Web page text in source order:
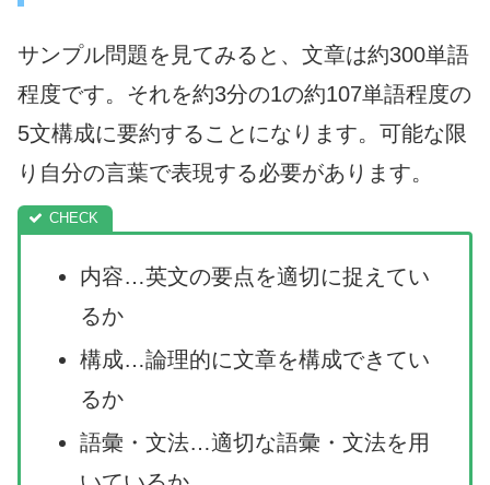
サンプル問題を見てみると、文章は約300単語
程度です。それを約3分の1の約107単語程度の
5文構成に要約することになります。可能な限
り自分の言葉で表現する必要があります。
内容…英文の要点を適切に捉えてい
るか
構成…論理的に文章を構成できてい
るか
語彙・文法…適切な語彙・文法を用